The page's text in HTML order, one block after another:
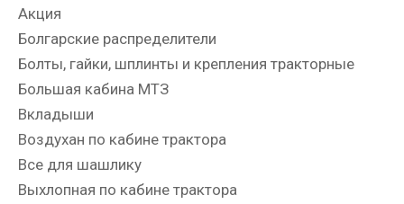
Акция
Болгарские распределители
Болты, гайки, шплинты и крепления тракторные
Большая кабина МТЗ
Вкладыши
Воздухан по кабине трактора
Все для шашлику
Выхлопная по кабине трактора